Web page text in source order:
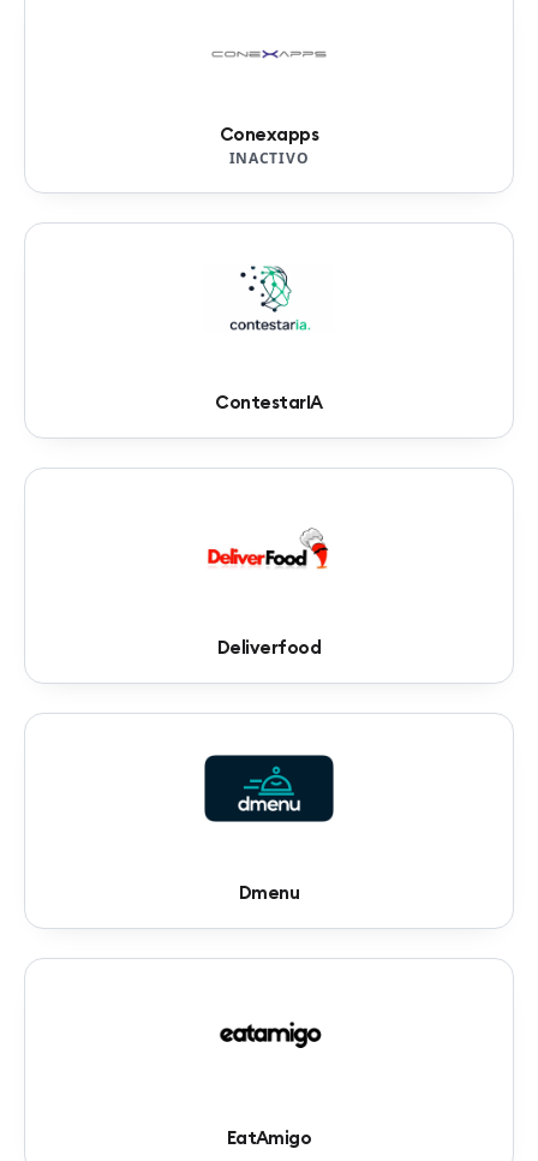
Conexapps
INACTIVO
ContestarIA
Deliverfood
Dmenu
EatAmigo